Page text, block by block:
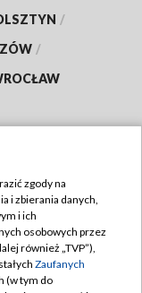
/
/
zgody na
i zbierania danych,
i ich
osobowych przez
również „TVP”),
Zaufanych
(w tym do